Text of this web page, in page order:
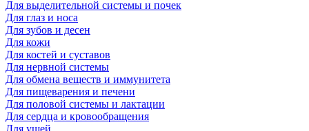
Для выделительной системы и почек
Для глаз и носа
Для зубов и десен
Для кожи
Для костей и суставов
Для нервной системы
Для обмена веществ и иммунитета
Для пищеварения и печени
Для половой системы и лактации
Для сердца и кровообращения
Для ушей